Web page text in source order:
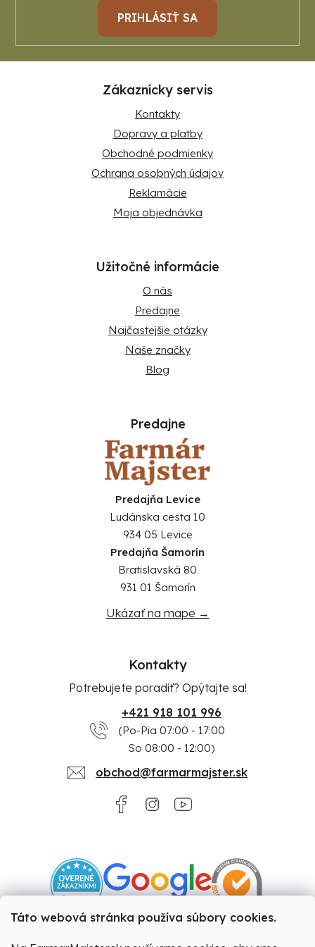
Táto webová stránka používa súbory cookies.
PRIHLÁSIŤ SA
Zákaznícky servis
Kontakty
Dopravy a platby
Obchodné podmienky
Ochrana osobných údajov
Reklamácie
Moja objednávka
Užitočné informácie
O nás
Predajne
Najčastejšie otázky
Naše značky
Blog
Predajne
Predajňa Levice
Ludánska cesta 10
934 05 Levice
Predajňa Šamorín
Bratislavská 80
931 01 Šamorín
Ukázať na mape →
Kontakty
Potrebujete poradiť? Opýtajte sa!
+421 918 101 996
(Po-Pia 07:00 - 17:00
So 08:00 - 12:00)
obchod@farmarmajster.sk